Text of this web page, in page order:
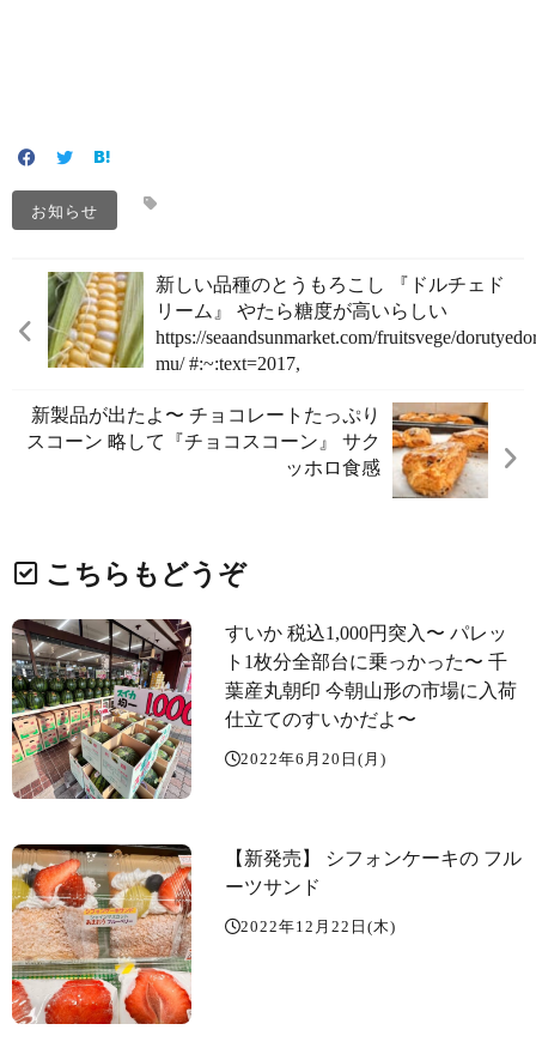
お知らせ
新しい品種のとうもろこし 『ドルチェド
リーム』 やたら糖度が高いらしい
https://seaandsunmarket.com/fruitsvege/
mu/ #:~:text=2017,
新製品が出たよ〜 チョコレートたっぷり
スコーン 略して『チョコスコーン』 サク
ッホロ食感️️️
こちらもどうぞ
すいか 税込1,000円突入〜️ パレッ
ト1枚分全部台に乗っかった〜 千
葉産丸朝印 今朝山形の市場に入荷
仕立てのすいかだよ〜
2022年6月20日(月)
【新発売】 シフォンケーキの フル
ーツサンド️
2022年12月22日(木)